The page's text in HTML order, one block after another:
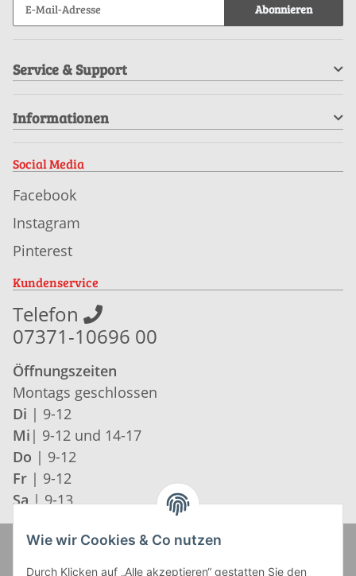
Abonnieren
Service & Support
Informationen
Social Media
Facebook
Instagram
Pinterest
Kundenservice
Telefon
07371-10696 00
Öffnungszeiten
Montags geschlossen
Di | 9-12
Mi | 9-12 und 14-17
Do | 9-12
Fr | 9-12
Sa | 9-13
Wie wir Cookies & Co nutzen
Durch Klicken auf „Alle akzeptieren“ gestatten Sie den